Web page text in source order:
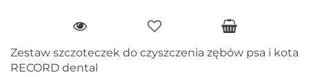
Zestaw szczoteczek do czyszczenia zębów psa i kota
RECORD dental